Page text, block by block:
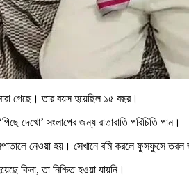
গেছে। তার বয়স হয়েছিল ১৫ বছর।
দেখো’ সংলাপের জন্য রাতারাতি পরিচিতি পান।
নেওয়া হয়। সেখানে বমি করলে ফুসফুসে
কিনা, তা নিশ্চিত হওয়া যায়নি।